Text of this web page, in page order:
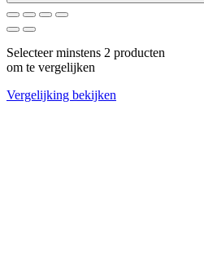
Selecteer minstens 2 producten
om te vergelijken
Vergelijking bekijken